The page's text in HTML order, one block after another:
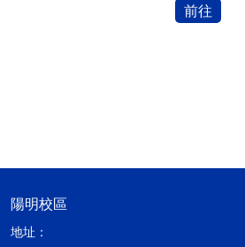
前往
陽明校區
地址：